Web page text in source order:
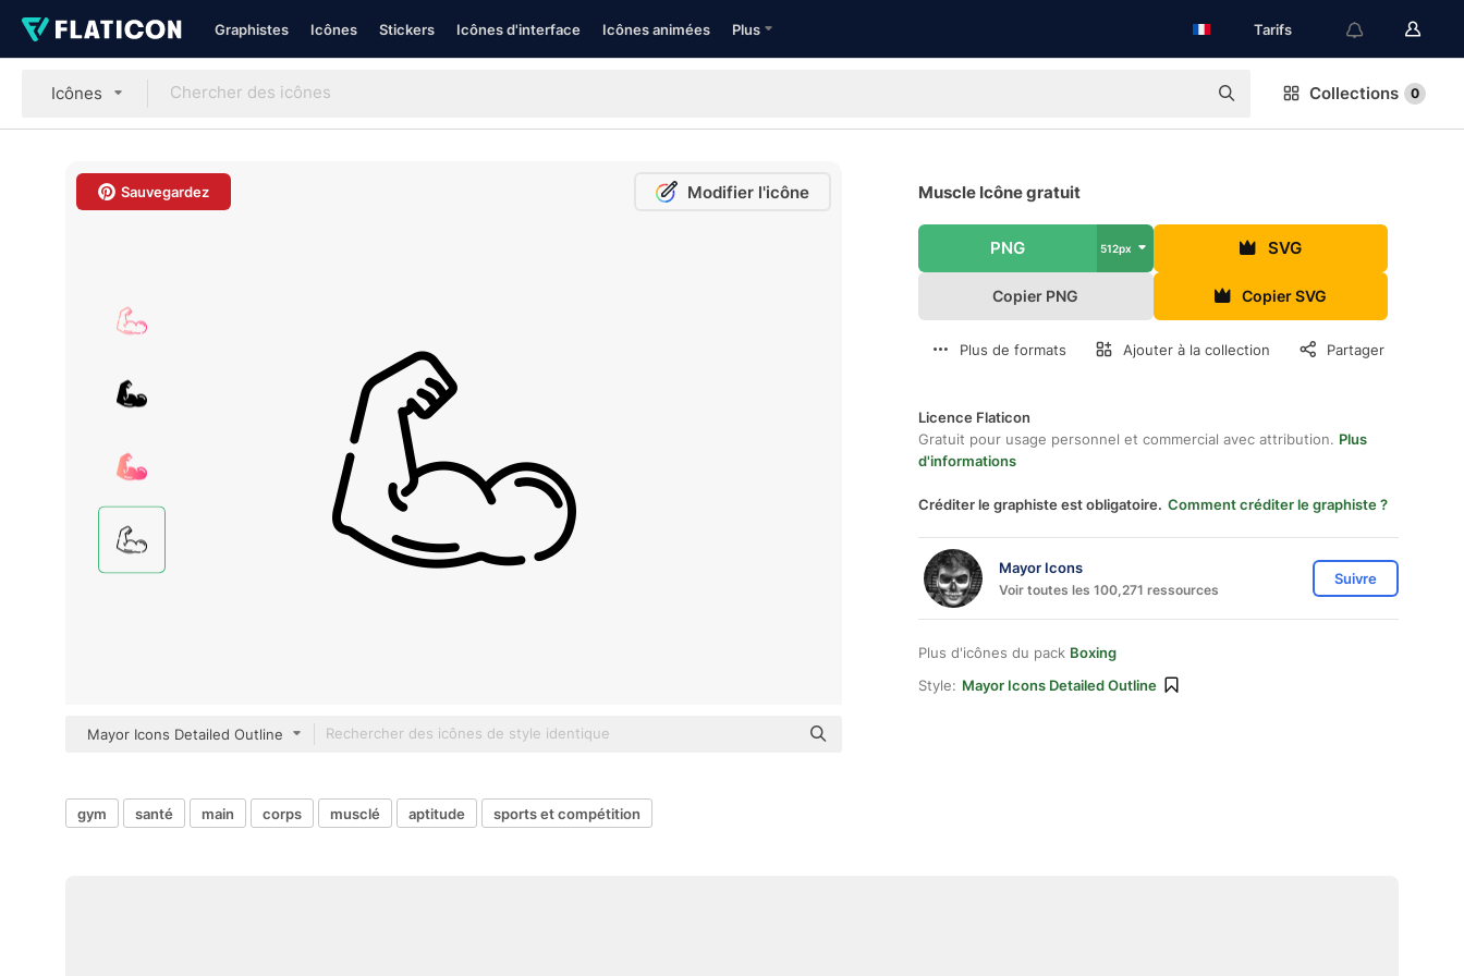
Graphistes Icônes Stickers Icônes d'interface Icônes animées Plus Tarifs
Icônes Collections 0
Sauvegardez Modifier l'icône
Mayor Icons Detailed Outline
Muscle Icône gratuit
PNG 512px SVG
Copier PNG Copier SVG
Plus de formats Ajouter à la collection Partager
Licence Flaticon
Gratuit pour usage personnel et commercial avec attribution. Plus
d'informations
Créditer le graphiste est obligatoire. Comment créditer le graphiste ?
Mayor Icons
Voir toutes les 100,271 ressources
Suivre
Plus d'icônes du pack Boxing
Style: Mayor Icons Detailed Outline
gym santé main corps musclé aptitude sports et compétition